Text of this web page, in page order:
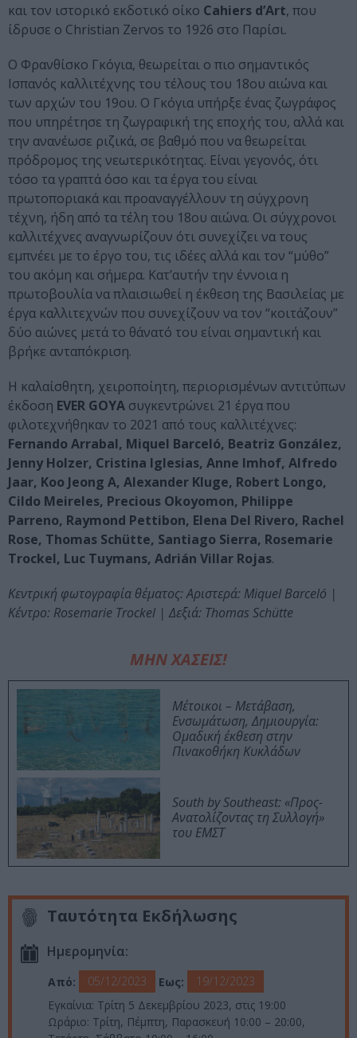
και τον ιστορικό εκδοτικό οίκο Cahiers d’Art, που
ίδρυσε ο Christian Zervos το 1926 στο Παρίσι.
O Φρανθίσκο Γκόγια, θεωρείται ο πιο σημαντικός
Ισπανός καλλιτέχνης του τέλους του 18ου αιώνα και
των αρχών του 19ου. Ο Γκόγια υπήρξε ένας ζωγράφος
που υπηρέτησε τη ζωγραφική της εποχής του, αλλά και
την ανανέωσε ριζικά, σε βαθμό που να θεωρείται
πρόδρομος της νεωτερικότητας. Είναι γεγονός, ότι
τόσο τα γραπτά όσο και τα έργα του είναι
πρωτοποριακά και προαναγγέλλουν τη σύγχρονη
τέχνη, ήδη από τα τέλη του 18ου αιώνα. Οι σύγχρονοι
καλλιτέχνες αναγνωρίζουν ότι συνεχίζει να τους
εμπνέει με το έργο του, τις ιδέες αλλά και τον “μύθο”
του ακόμη και σήμερα. Κατ’αυτήν την έννοια η
πρωτοβουλία να πλαισιωθεί η έκθεση της Βασιλείας με
έργα καλλιτεχνών που συνεχίζουν να τον “κοιτάζουν”
δύο αιώνες μετά το θάνατό του είναι σημαντική και
βρήκε ανταπόκριση.
Η καλαίσθητη, χειροποίητη, περιορισμένων αντιτύπων
έκδοση EVER GOYA συγκεντρώνει 21 έργα που
φιλοτεχνήθηκαν το 2021 από τους καλλιτέχνες:
Fernando Arrabal, Miquel Barceló, Beatriz González,
Jenny Holzer, Cristina Iglesias, Anne Imhof, Alfredo
Jaar, Koo Jeong A, Alexander Kluge, Robert Longo,
Cildo Meireles, Precious Okoyomon, Philippe
Parreno, Raymond Pettibon, Elena Del Rivero, Rachel
Rose, Thomas Schütte, Santiago Sierra, Rosemarie
Trockel, Luc Tuymans, Adrián Villar Rojas.
Κεντρική φωτογραφία θέματος: Αριστερά: Miquel Barceló |
Κέντρο: Rosemarie Trockel | Δεξιά: Thomas Schütte
ΜΗΝ ΧΑΣΕΙΣ!
Μέτοικοι – Μετάβαση,
Ενσωμάτωση, Δημιουργία:
Ομαδική έκθεση στην
Πινακοθήκη Κυκλάδων
South by Southeast: «Προς-
Ανατολίζοντας τη Συλλογή»
του ΕΜΣΤ
Ταυτότητα Εκδήλωσης
Ημερομηνία:
Από: 05/12/2023 Εως:
19/12/2023
Εγκαίνια: Τρίτη 5 Δεκεμβρίου 2023, στις 19:00
Ωράριο: Τρίτη, Πέμπτη, Παρασκευή 10:00 – 20:00,